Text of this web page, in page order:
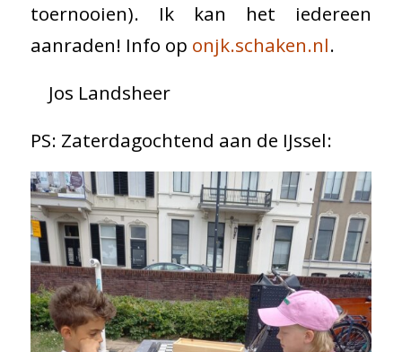
toernooien). Ik kan het iedereen
aanraden! Info op onjk.schaken.nl.
Jos Landsheer
PS: Zaterdagochtend aan de IJssel: